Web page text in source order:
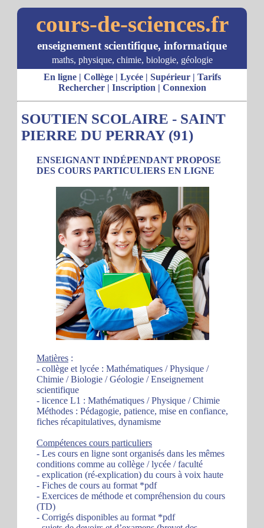
cours-de-sciences.fr
enseignement scientifique, informatique
maths, physique, chimie, biologie, géologie
En ligne| Collège| Lycée| Supérieur| Tarifs
Rechercher| Inscription | Connexion
SOUTIEN SCOLAIRE - SAINT
PIERRE DU PERRAY (91)
ENSEIGNANT INDÉPENDANT PROPOSE
DES COURS PARTICULIERS EN LIGNE
Matières :
- collège et lycée : Mathématiques / Physique /
Chimie / Biologie / Géologie / Enseignement
scientifique
- licence L1 : Mathématiques / Physique / Chimie
Méthodes : Pédagogie, patience, mise en confiance,
fiches récapitulatives, dynamisme
Compétences cours particuliers
- Les cours en ligne sont organisés dans les mêmes
conditions comme au collège / lycée / faculté
- explication (ré-explication) du cours à voix haute
- Fiches de cours au format *pdf
- Exercices de méthode et compréhension du cours
(TD)
- Corrigés disponibles au format *pdf